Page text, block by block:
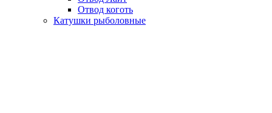
Отвод коготь
Катушки рыболовные